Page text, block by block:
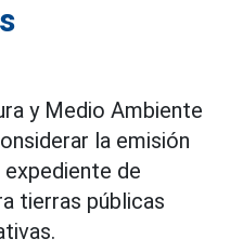
y Medio Ambiente
la emisión
expediente de
tierras públicas